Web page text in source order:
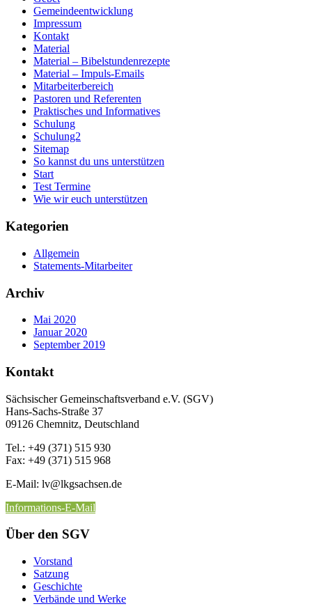
Gemeindeentwicklung
Impressum
Kontakt
Material
Material – Bibelstundenrezepte
Material – Impuls-Emails
Mitarbeiterbereich
Pastoren und Referenten
Praktisches und Informatives
Schulung
Schulung2
Sitemap
So kannst du uns unterstützen
Start
Test Termine
Wie wir euch unterstützen
Kategorien
Allgemein
Statements-Mitarbeiter
Archiv
Mai 2020
Januar 2020
September 2019
Kontakt
Sächsischer Gemeinschaftsverband e.V. (SGV)
Hans-Sachs-Straße 37
09126 Chemnitz, Deutschland
Tel.: +49 (371) 515 930
Fax: +49 (371) 515 968
E-Mail: lv@lkgsachsen.de
Informations-E-Mail
Über den SGV
Vorstand
Satzung
Geschichte
Verbände und Werke